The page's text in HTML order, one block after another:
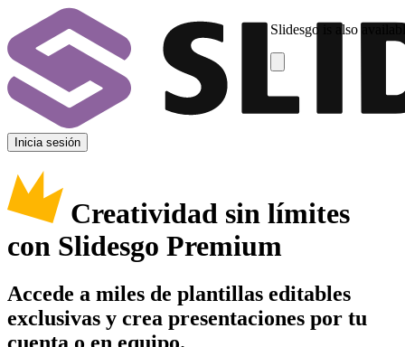
Slidesgo is also
Inicia sesión
Creatividad sin límites
con Slidesgo Premium
Accede a miles de plantillas editables
exclusivas y crea presentaciones por tu
cuenta o en equipo.